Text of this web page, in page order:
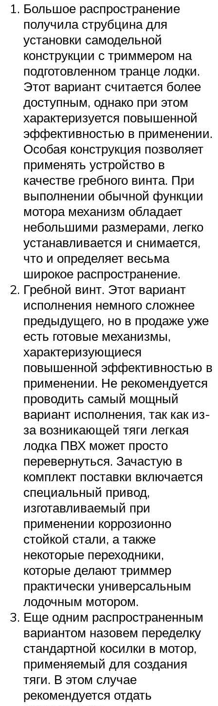
Большое распространение
получила струбцина для
установки самодельной
конструкции с триммером на
подготовленном транце лодки.
Этот вариант считается более
доступным, однако при этом
характеризуется повышенной
эффективностью в применении.
Особая конструкция позволяет
применять устройство в
качестве гребного винта. При
выполнении обычной функции
мотора механизм обладает
небольшими размерами, легко
устанавливается и снимается,
что и определяет весьма
широкое распространение.
Гребной винт. Этот вариант
исполнения немного сложнее
предыдущего, но в продаже уже
есть готовые механизмы,
характеризующиеся
повышенной эффективностью в
применении. Не рекомендуется
проводить самый мощный
вариант исполнения, так как из-
за возникающей тяги легкая
лодка ПВХ может просто
перевернуться. Зачастую в
комплект поставки включается
специальный привод,
изготавливаемый при
применении коррозионно
стойкой стали, а также
некоторые переходники,
которые делают триммер
практически универсальным
лодочным мотором.
Еще одним распространенным
вариантом назовем переделку
стандартной косилки в мотор,
применяемый для создания
тяги. В этом случае
рекомендуется отдать